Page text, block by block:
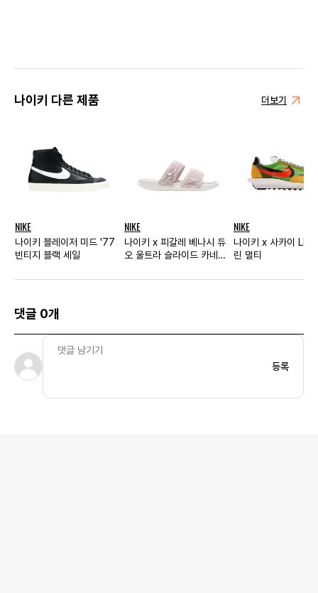
나이키 다른 제품 더보기
NIKE
나이키 블레이저 미드 '77
빈티지 블랙 세일
NIKE
나이키 x 피갈레 베나시 듀
오 울트라 슬라이드 카네이
NIKE
나이키 x 사카이 LD
린 멀티
댓글 0개
등록